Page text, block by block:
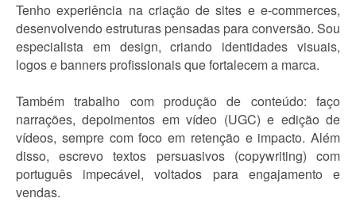
Tenho experiência na criação de sites e e-commerces,
desenvolvendo estruturas pensadas para conversão. Sou
especialista em design, criando identidades visuais,
logos e banners profissionais que fortalecem a marca.
Também trabalho com produção de conteúdo: faço
narrações, depoimentos em vídeo (UGC) e edição de
vídeos, sempre com foco em retenção e impacto. Além
disso, escrevo textos persuasivos (copywriting) com
português impecável, voltados para engajamento e
vendas.